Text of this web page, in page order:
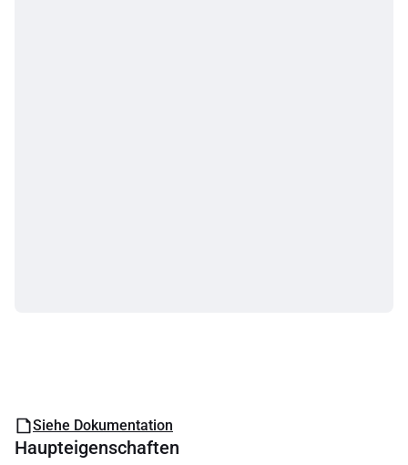
Siehe Dokumentation
Haupteigenschaften